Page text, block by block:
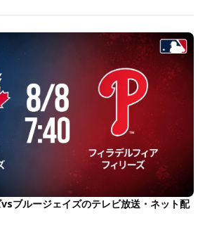
vsブルージェイズのテレビ放送・ネット配